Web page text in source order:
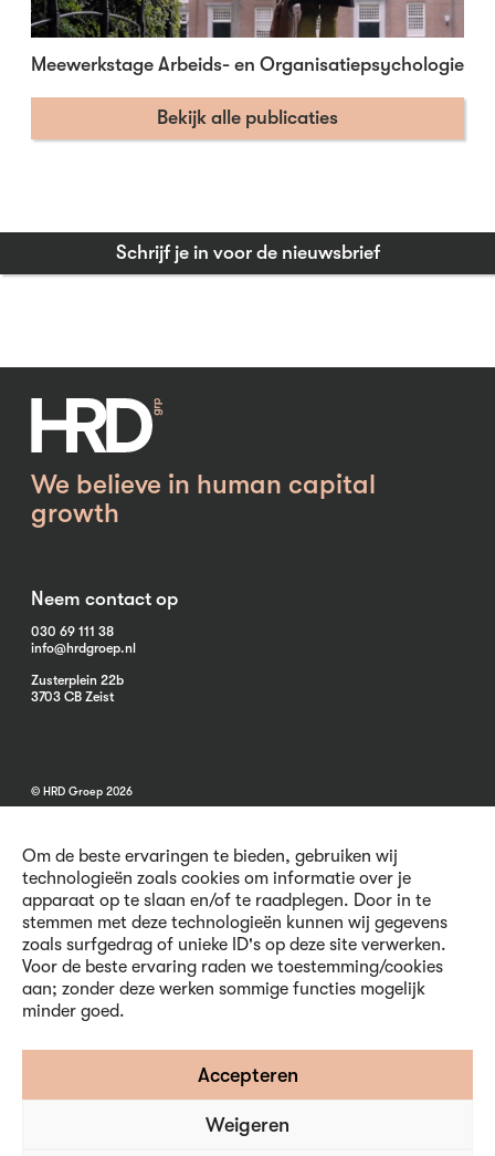
Om de beste ervaringen te bieden, gebruiken wij
technologieën zoals cookies om informatie over je
apparaat op te slaan en/of te raadplegen. Door in te
stemmen met deze technologieën kunnen wij gegevens
zoals surfgedrag of unieke ID's op deze site verwerken.
Voor de beste ervaring raden we toestemming/cookies
aan; zonder deze werken sommige functies mogelijk
minder goed.
Accepteren
Weigeren
Meewerkstage Arbeids- en Organisatiepsychologie
Bekijk alle publicaties
Schrijf je in voor de nieuwsbrief
We believe in human capital
growth
Neem contact op
030 69 111 38
info@hrdgroep.nl
Zusterplein 22b
3703 CB Zeist
© HRD Groep 2026
Algemene informatie
Contact
Voorwaarden
Privacy en Cookies
Volg ons
Inschrijven nieuwsbrief